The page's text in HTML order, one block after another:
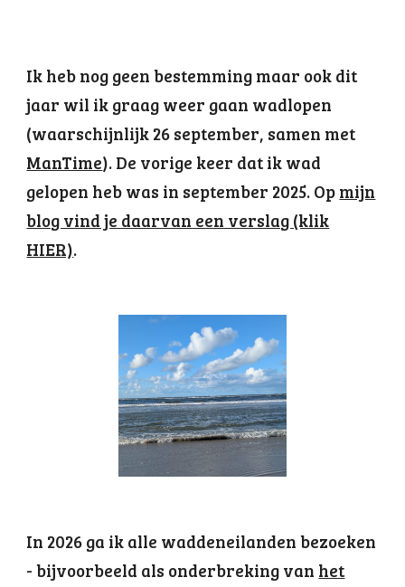
Ik heb nog geen bestemming maar ook dit
jaar wil ik graag weer gaan wadlopen
(waarschijnlijk 26 september, samen met
ManTime). De vorige keer dat ik wad
gelopen heb was in september 2025. Op mijn
blog vind je daarvan een verslag (klik
HIER).
In 2026 ga ik alle waddeneilanden bezoeken
- bijvoorbeeld als onderbreking van het